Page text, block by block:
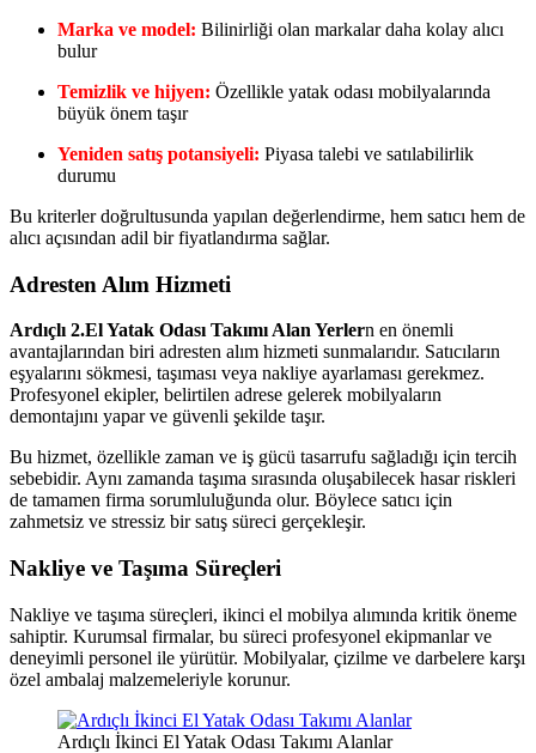
Marka ve model: Bilinirliği olan markalar daha kolay alıcı
bulur
Temizlik ve hijyen: Özellikle yatak odası mobilyalarında
büyük önem taşır
Yeniden satış potansiyeli: Piyasa talebi ve satılabilirlik
durumu
Bu kriterler doğrultusunda yapılan değerlendirme, hem satıcı hem de
alıcı açısından adil bir fiyatlandırma sağlar.
Adresten Alım Hizmeti
Ardıçlı 2.El Yatak Odası Takımı Alan Yerlern en önemli
avantajlarından biri adresten alım hizmeti sunmalarıdır. Satıcıların
eşyalarını sökmesi, taşıması veya nakliye ayarlaması gerekmez.
Profesyonel ekipler, belirtilen adrese gelerek mobilyaların
demontajını yapar ve güvenli şekilde taşır.
Bu hizmet, özellikle zaman ve iş gücü tasarrufu sağladığı için tercih
sebebidir. Aynı zamanda taşıma sırasında oluşabilecek hasar riskleri
de tamamen firma sorumluluğunda olur. Böylece satıcı için
zahmetsiz ve stressiz bir satış süreci gerçekleşir.
Nakliye ve Taşıma Süreçleri
Nakliye ve taşıma süreçleri, ikinci el mobilya alımında kritik öneme
sahiptir. Kurumsal firmalar, bu süreci profesyonel ekipmanlar ve
deneyimli personel ile yürütür. Mobilyalar, çizilme ve darbelere karşı
özel ambalaj malzemeleriyle korunur.
Ardıçlı İkinci El Yatak Odası Takımı Alanlar